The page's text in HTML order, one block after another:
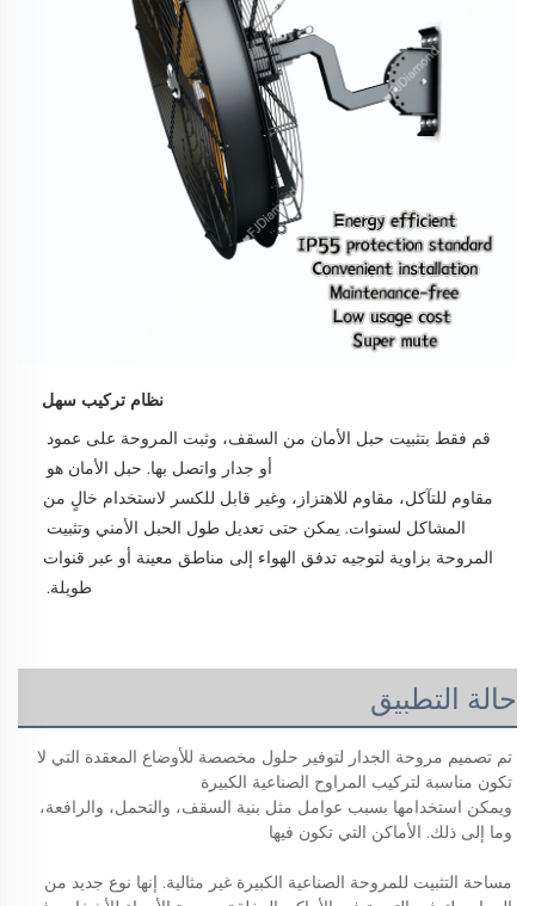
نظام تركيب سهل
أو جدار واتصل بها. حبل الأمان هو
طويلة.
حالة التطبيق
تكون مناسبة لتركيب المراوح الصناعية الكبيرة
وما إلى ذلك. الأماكن التي تكون فيها